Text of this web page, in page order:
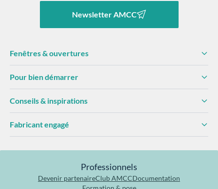
Newsletter AMCC
Fenêtres & ouvertures
Pour bien démarrer
Conseils & inspirations
Fabricant engagé
Professionnels
Devenir partenaireClub AMCCDocumentation